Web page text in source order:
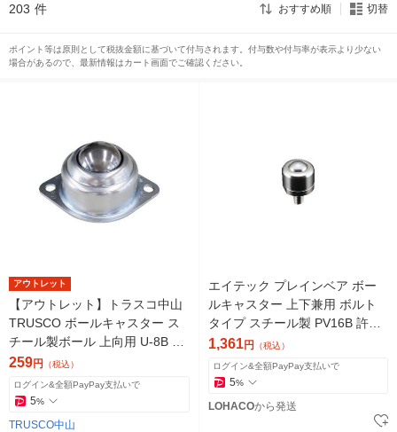
203 件 おすすめ順 切替
ポイント等は原則として税抜金額に基づいて付与されます。付与数や付与率が表示より少ない
場合があるので、最新情報はカート画面でご確認ください。
アウトレット
【アウトレット】トラスコ中山
TRUSCO ボールキャスター ス
チール製ボール 上向用 U-8B 1
個 501-4131
259円 （税込）
ログイン&全額PayPay支払いで
5%
TRUSCO中山
エイテック プレインベア ボー
ルキャスター 上下兼用 ボルト
タイプ スチール製 PV16B 許容
荷重45kg 1個 856-0296
1,361円 （税込）
ログイン&全額PayPay支払いで
5%
LOHACOから発送